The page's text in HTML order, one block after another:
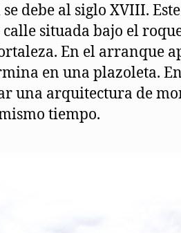
debe al siglo XVIII.
calle situada bajo el
En el arranque
en una plazoleta.
una arquitectura de
tiempo.